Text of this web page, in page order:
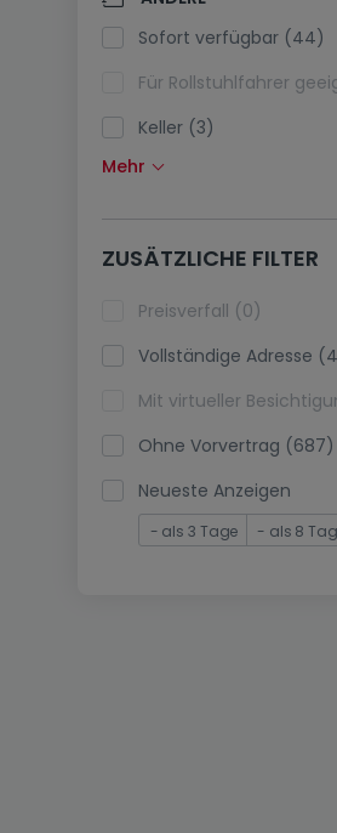
Klimaanlagen (0)
Glasfaser (0)
Sofort verfügbar (44)
Für Rollstuhlfahrer
Keller (3)
Dachboden (0)
Fahrstuhl (1)
immobilienleibrente (0)
Ferienimmobilien (0)
Mehr
ZUSÄTZLICHE FILTER
Preisverfall (0)
Vollständige Adresse
Mit virtueller
Ohne Vorvertrag (687)
Neueste Anzeigen
- als 3 Tage - als 8